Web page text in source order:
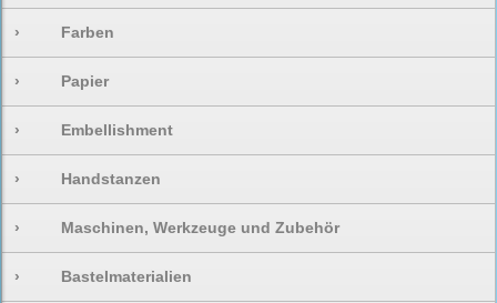
› Farben
› Papier
› Embellishment
› Handstanzen
› Maschinen, Werkzeuge und Zubehör
› Bastelmaterialien